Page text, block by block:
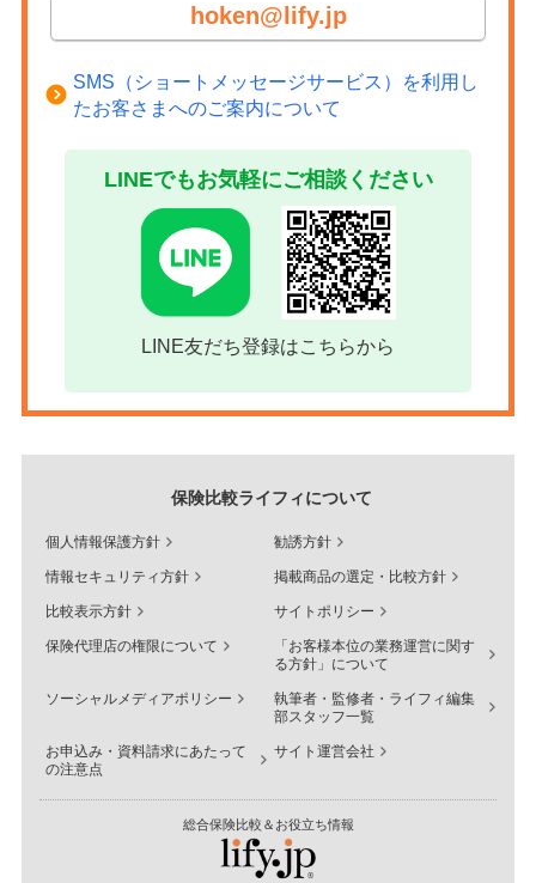
hoken@lify.jp
SMS（ショートメッセージサービス）を利用し
たお客さまへのご案内について
LINEでもお気軽にご相談ください
LINE友だち登録はこちらから
保険比較ライフィについて
個人情報保護方針 勧誘方針
情報セキュリティ方針 掲載商品の選定・比較方針
比較表示方針 サイトポリシー
保険代理店の権限について
「お客様本位の業務運営に関す
る方針」について
ソーシャルメディアポリシー
執筆者・監修者・ライフィ編集
部スタッフ一覧
お申込み・資料請求にあたって
の注意点
サイト運営会社
総合保険比較＆お役立ち情報